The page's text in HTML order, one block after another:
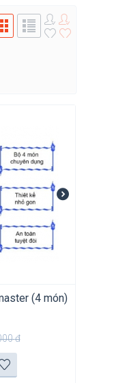
(4 món)
đ